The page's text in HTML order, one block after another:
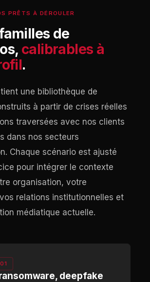
PRÊTS À DÉROULER
de
calibrables à
.
une bibliothèque de
à partir de crises réelles
traversées avec nos clients
dans nos secteurs
Chaque scénario est ajusté
pour intégrer le contexte
organisation, votre
relations institutionnelles et
médiatique actuelle.
deepfake